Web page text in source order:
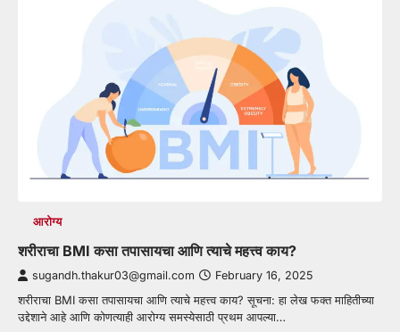
आरोग्य
शरीराचा BMI कसा तपासायचा आणि त्याचे महत्त्व काय?
sugandh.thakur03@gmail.com February 16, 2025
शरीराचा BMI कसा तपासायचा आणि त्याचे महत्त्व काय? सूचना: हा लेख फक्त माहितीच्या
उद्देशाने आहे आणि कोणत्याही आरोग्य समस्येसाठी प्रथम आपल्या…